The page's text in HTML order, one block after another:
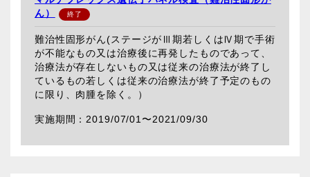
ん）
難治性固形がん(ステージがⅢ期若しくはⅣ期で手術
が不能なもの又は治療後に再発したものであって、
治療法が存在しないもの又は従来の治療法が終了し
ているもの若しくは従来の治療法が終了予定のもの
に限り、肉腫を除く。）
2019/07/01〜2021/09/30